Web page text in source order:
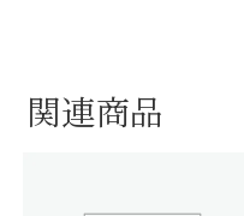
関連商品